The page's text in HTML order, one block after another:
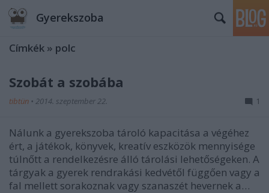
Gyerekszoba
Címkék » polc
Szobát a szobába
tibtün • 2014. szeptember 22. 1
Nálunk a gyerekszoba tároló kapacitása a végéhez
ért, a játékok, könyvek, kreatív eszközök mennyisége
túlnőtt a rendelkezésre álló tárolási lehetőségeken. A
tárgyak a gyerek rendrakási kedvétől függően vagy a
fal mellett sorakoznak vagy szanaszét hevernek a…